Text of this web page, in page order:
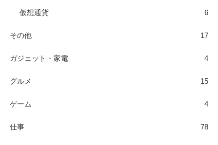
仮想通貨 6
その他 17
ガジェット・家電 4
グルメ 15
ゲーム 4
仕事 78